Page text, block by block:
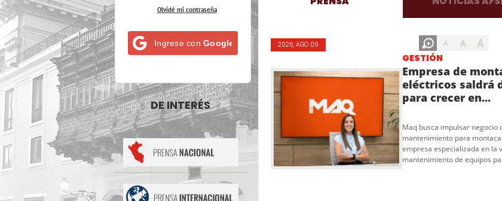
Olvidé mi contraseña
Ingrese con Google
DE INTERÉS
A A A
2026, AGO 09
GESTIÓN
Empresa de
eléctricos saldrá
para crecer en...
Maq busca impulsar negocio
mantenimiento para
empresa especializada en la
mantenimiento de equipos